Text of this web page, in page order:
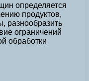
определяется
продуктов,
разнообразить
ограничений
обработки